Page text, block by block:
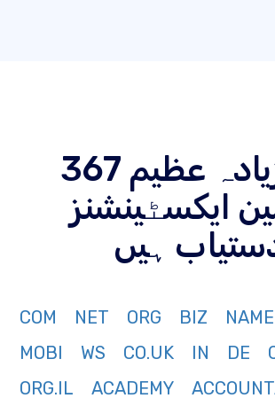
367 سے زیادہ عظیم
ایکسٹینشنز
ہیں
COM NET ORG BIZ NAME
MOBI
WS CO.UK IN DE
ORG.IL
ACADEMY